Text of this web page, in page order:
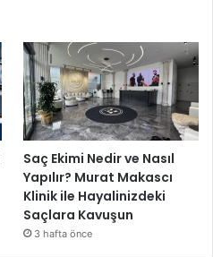
Saç Ekimi Nedir ve Nasıl
Yapılır? Murat Makascı
Klinik ile Hayalinizdeki
Saçlara Kavuşun
3 hafta önce